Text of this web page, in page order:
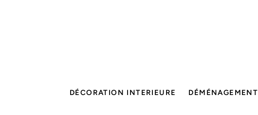
DÉCORATION INTERIEURE DÉMÉNAGEMENT